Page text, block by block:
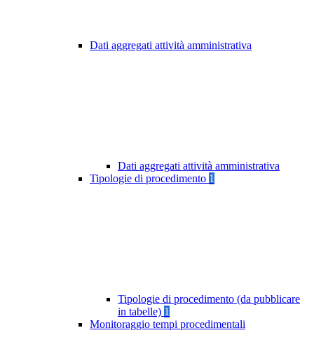
Dati aggregati attività amministrativa
Dati aggregati attività amministrativa
Tipologie di procedimento 1
Tipologie di procedimento (da pubblicare
in tabelle) 1
Monitoraggio tempi procedimentali